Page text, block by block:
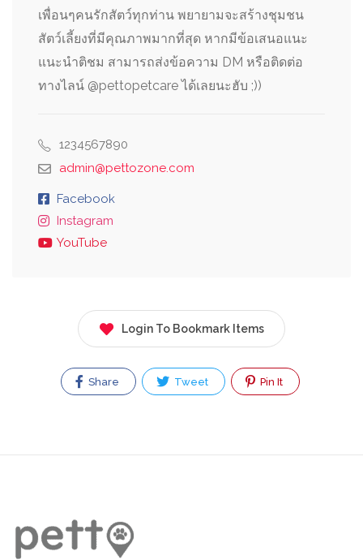
เพื่อนๆคนรักสัตว์ทุกท่าน พยายามจะสร้างชุมชน
สัตว์เลี้ยงที่มีคุณภาพมากที่สุด หากมีข้อเสนอแนะ
แนะนำติชม สามารถส่งข้อความ DM หรือติดต่อ
ทางไลน์ @pettopetcare ได้เลยนะฮับ ;))
1234567890
admin@pettozone.com
Facebook
Instagram
YouTube
Login To Bookmark Items
Share Tweet Pin It